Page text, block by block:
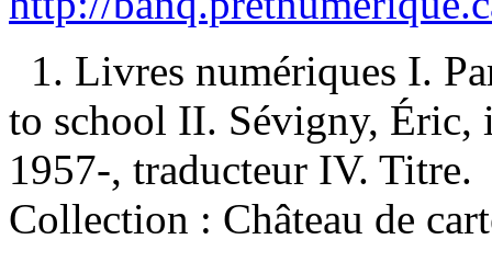
1. Livres numériques I.
to school II. Sévigny,
1957-, traducteur IV.
Collection : Château de